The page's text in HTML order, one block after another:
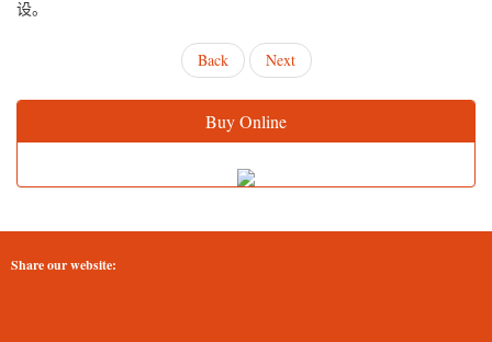
设。
Back Next
Buy Online
Share our website: